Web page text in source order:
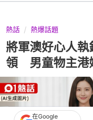
熱話 熱爆話題
將軍澳好心人
領 男童物主港
在Google